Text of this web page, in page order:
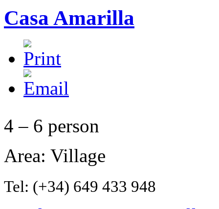
Casa Amarilla
4 – 6 person
Area: Village
Tel: (+34) 649 433 948